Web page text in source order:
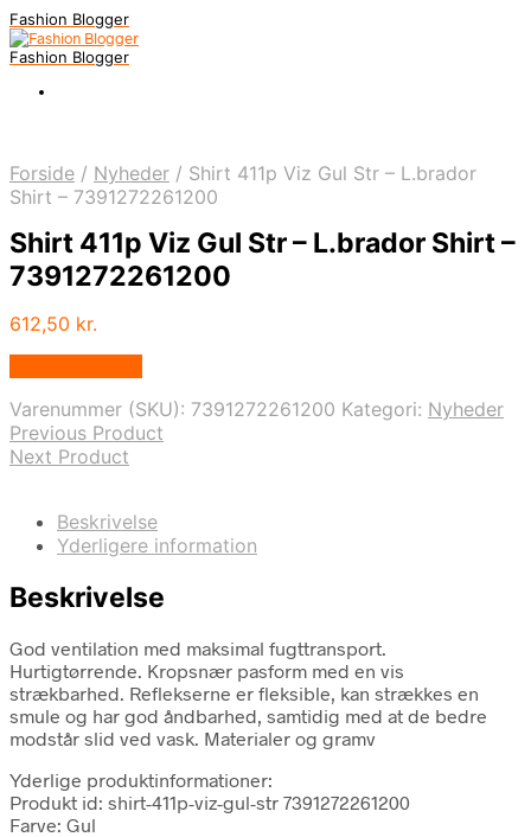
Fashion Blogger
Fashion Blogger
Forside / Nyheder / Shirt 411p Viz Gul Str – L.brador
Shirt – 7391272261200
Shirt 411p Viz Gul Str – L.brador Shirt –
7391272261200
612,50 kr.
Varenummer (SKU): 7391272261200 Kategori: Nyheder
Previous Product
Next Product
Beskrivelse
Yderligere information
Beskrivelse
God ventilation med maksimal fugttransport.
Hurtigtørrende. Kropsnær pasform med en vis
strækbarhed. Reflekserne er fleksible, kan strækkes en
smule og har god åndbarhed, samtidig med at de bedre
modstår slid ved vask. Materialer og gramv
Yderlige produktinformationer:
Produkt id: shirt-411p-viz-gul-str 7391272261200
Farve: Gul